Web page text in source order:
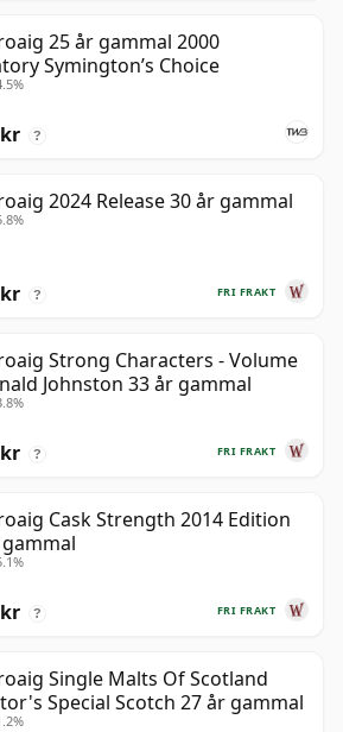
25 år gammal 2000
Symington’s Choice
?
2024 Release 30 år gammal
FRI FRAKT
?
Strong Characters - Volume
Johnston 33 år gammal
FRI FRAKT
?
Cask Strength 2014 Edition
FRI FRAKT
?
Single Malts Of Scotland
Special Scotch 27 år gammal